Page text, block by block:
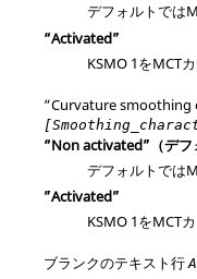
デフォルトでは
“Activated”
KSMO 1をMCT
“Curvature smoothing
“Non activated”（デフ
デフォルトでは
”Activated”
KSMO 1をMCT
ブランクのテキスト行